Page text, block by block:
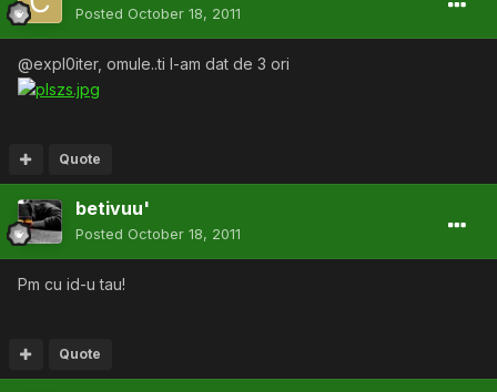
Posted October 18, 2011
@expl0iter, omule..ti l-am dat de 3 ori
Quote
betivuu'
Posted October 18, 2011
Pm cu id-u tau!
Quote